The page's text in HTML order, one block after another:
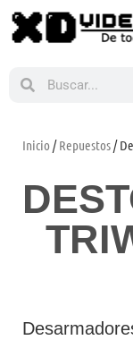
Inicio /Repuestos/